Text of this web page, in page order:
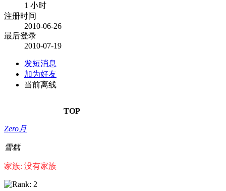
1 小时
注册时间
2010-06-26
最后登录
2010-07-19
发短消息
加为好友
当前离线
TOP
Zero月
雪糕
家族: 没有家族